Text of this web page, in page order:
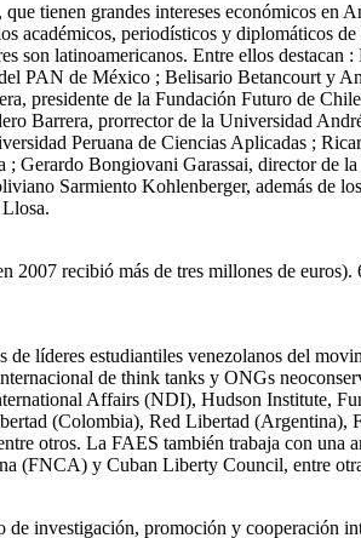
tienen grandes intereses económicos
académicos, periodísticos y diplomáticos
son latinoamericanos. Entre ellos
PAN de México ; Belisario Betancourt y
presidente de la Fundación Futuro de
Barrera, prorrector de la Universidad
Peruana de Ciencias Aplicadas ;
Gerardo Bongiovani Garassai, director
Sarmiento Kohlenberger, además de
2007 recibió más de tres millones de
líderes estudiantiles venezolanos del
de think tanks y ONGs
Affairs (NDI), Hudson Institute,
(Colombia), Red Libertad
otros. La FAES también trabaja con una
(FNCA) y Cuban Liberty Council, entre
de investigación, promoción y cooperación